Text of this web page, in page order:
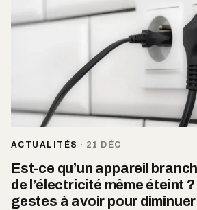
ACTUALITÉS · 21 DÉC
Est-ce qu’un appareil
de l’électricité même éteint
gestes à avoir pour